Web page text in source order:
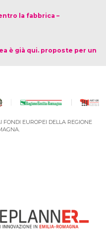
la fabbrica –
è già qui. proposte per un
EUROPEI DELLA REGIONE